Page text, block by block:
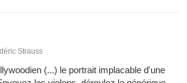
Strauss
(...) le portrait implacable d'une